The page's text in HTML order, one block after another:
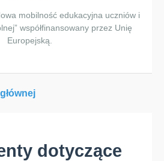
mobilność edukacyjna uczniów i
współfinansowany przez Unię
Europejską.
dotyczące